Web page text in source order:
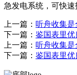
急发电系统，可快速
上一篇： 听舟收集
下一篇： 鉴国表里优
上一篇： 听舟收集
下一篇： 鉴国表里优